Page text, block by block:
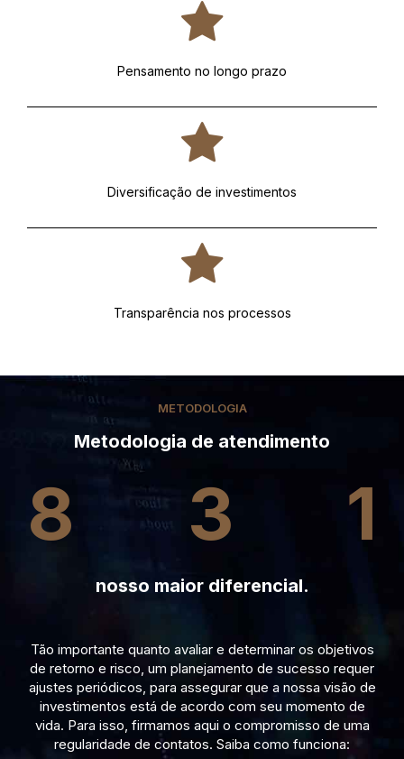
Pensamento no longo prazo
Diversificação de investimentos
Transparência nos processos
METODOLOGIA
Metodologia de atendimento
8 3 1
nosso maior diferencial.
Tão importante quanto avaliar e determinar os objetivos
de retorno e risco, um planejamento de sucesso requer
ajustes periódicos, para assegurar que a nossa visão de
investimentos está de acordo com seu momento de
vida. Para isso, firmamos aqui o compromisso de uma
regularidade de contatos. Saiba como funciona: